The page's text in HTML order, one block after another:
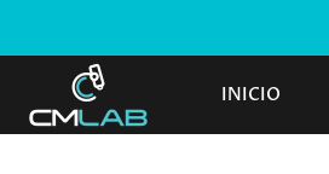
INICIO